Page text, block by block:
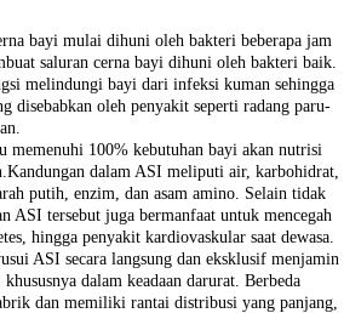
bayi mulai dihuni oleh bakteri beberapa jam
saluran cerna bayi dihuni oleh bakteri baik.
melindungi bayi dari infeksi kuman sehingga
disebabkan oleh penyakit seperti radang paru-
100% kebutuhan bayi akan nutrisi
dalam ASI meliputi air, karbohidrat,
putih, enzim, dan asam amino. Selain tidak
ASI tersebut juga bermanfaat untuk mencegah
hingga penyakit kardiovaskular saat dewasa.
ASI secara langsung dan eksklusif menjamin
dalam keadaan darurat. Berbeda
dan memiliki rantai distribusi yang panjang,